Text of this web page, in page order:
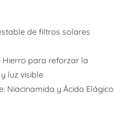
de filtros solares
Hierro para reforzar la
luz visible
Niacinamida y Ácido Elágico